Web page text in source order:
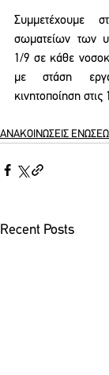
Συμμετέχουμε
σωματείων των
1/9 σε κάθε
με στάση
κινητοποίηση
ΑΝΑΚΟΙΝΩΣΕΙΣ
Recent Posts